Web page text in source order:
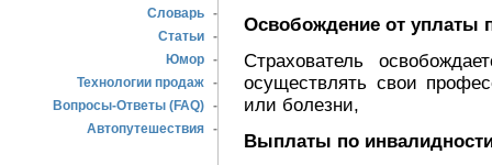
Словарь -
Статьи -
Юмор -
Технологии продаж -
Вопросы-Ответы (FAQ) -
Автопутешествия -
Освобождение от уплаты
Страхователь
осуществлять свои
или болезни,
Выплаты по